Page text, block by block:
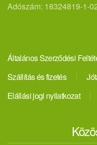
Adószám: 18324819-1-
Általános Szerződési
Szállítás és fizetés
Elállási jogi nyilatkozat